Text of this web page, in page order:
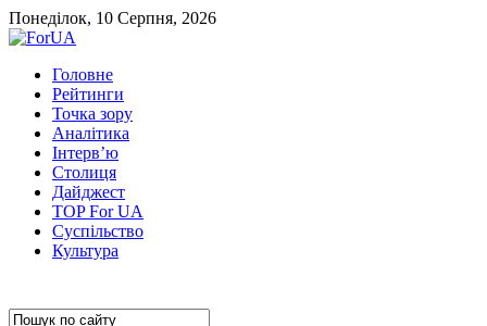
Понеділок, 10 Серпня, 2026
Головне
Рейтинги
Точка зору
Аналітика
Інтерв’ю
Столиця
Дайджест
TOP For UA
Суспiльство
Культура